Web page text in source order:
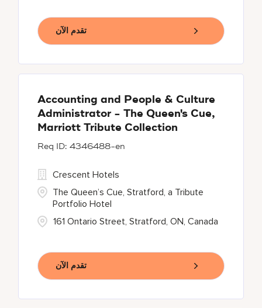
تقدم الآن
Accounting and People & Culture
Administrator - The Queen's Cue,
Marriott Tribute Collection
4346488-en
161 Ontario Street, Stratford, ON, Canada
Crescent Hotels
The Queen’s Cue, Stratford, a Tribute
Portfolio Hotel
تقدم الآن